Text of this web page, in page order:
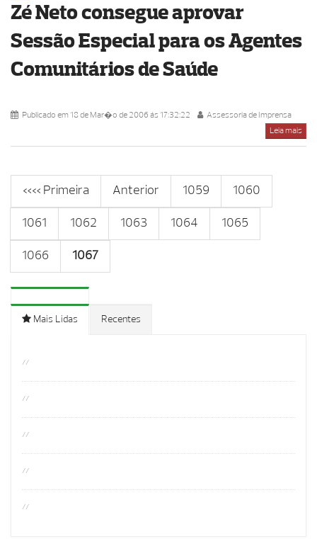
Zé Neto consegue aprovar
Sessão Especial para os Agentes
Comunitários de Saúde
Publicado em 18 de Mar�o de 2006 ás 17:32:22
Assessoria de Imprensa
Leia mais
«« Primeira Anterior 1059 1060
1061 1062 1063 1064 1065
1066 1067
Mais Lidas Recentes
//
//
//
//
//